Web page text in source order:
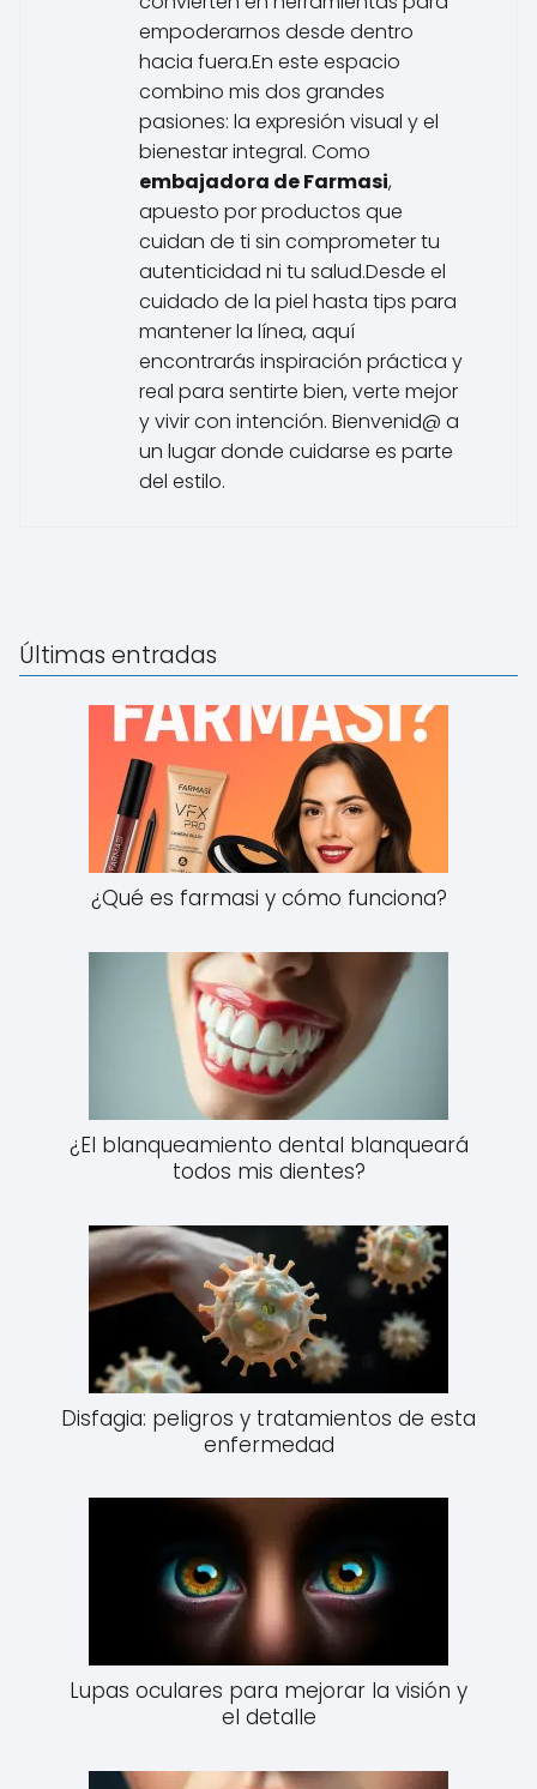
empoderarnos desde dentro
hacia fuera.En este espacio
combino mis dos grandes
pasiones: la expresión visual y el
bienestar integral. Como
embajadora de Farmasi,
apuesto por productos que
cuidan de ti sin comprometer tu
autenticidad ni tu salud.Desde el
cuidado de la piel hasta tips para
mantener la línea, aquí
encontrarás inspiración práctica y
real para sentirte bien, verte mejor
y vivir con intención. Bienvenid@ a
un lugar donde cuidarse es parte
del estilo.
Últimas entradas
¿Qué es farmasi y cómo funciona?
¿El blanqueamiento dental blanqueará
todos mis dientes?
Disfagia: peligros y tratamientos de esta
enfermedad
Lupas oculares para mejorar la visión y
el detalle